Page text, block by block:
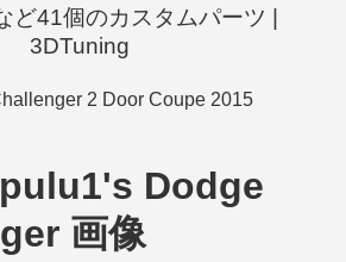
ど41個のカスタムパーツ |
3DTuning
Dodge
画像